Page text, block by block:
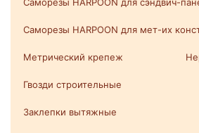
Саморезы HARPOON для мет-их
Метрический крепеж
Гвозди строительные
Заклепки вытяжные